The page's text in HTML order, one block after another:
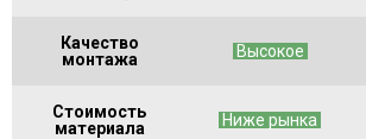
Качество
монтажа
Высокое
Стоимость
материала
Ниже рынка